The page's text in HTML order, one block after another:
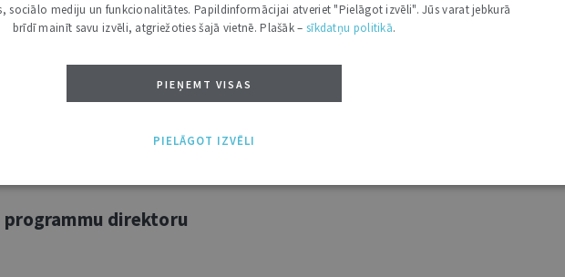
juristu Starptautisko publisko
programmu direktoru
sociālo mediju un funkcionalitātes. Papildinformācijai atveriet "Pielāgot izvēli". Jūs varat jebkurā
brīdī mainīt savu izvēli, atgriežoties šajā vietnē. Plašāk – sīkdatņu politikā.
PIEŅEMT VISAS
PIELĀGOT IZVĒLI